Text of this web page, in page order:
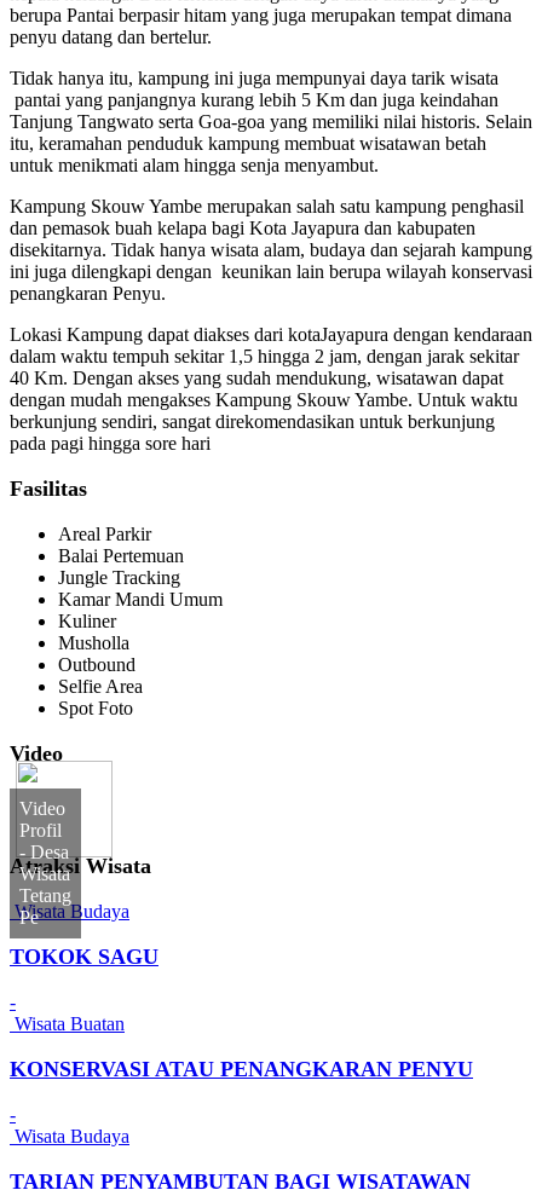
berupa Pantai berpasir hitam yang juga merupakan tempat dimana
penyu datang dan bertelur.
Tidak hanya itu, kampung ini juga mempunyai daya tarik wisata
pantai yang panjangnya kurang lebih 5 Km dan juga keindahan
Tanjung Tangwato serta Goa-goa yang memiliki nilai historis. Selain
itu, keramahan penduduk kampung membuat wisatawan betah
untuk menikmati alam hingga senja menyambut.
Kampung Skouw Yambe merupakan salah satu kampung penghasil
dan pemasok buah kelapa bagi Kota Jayapura dan kabupaten
disekitarnya. Tidak hanya wisata alam, budaya dan sejarah kampung
ini juga dilengkapi dengan keunikan lain berupa wilayah konservasi
penangkaran Penyu.
Lokasi Kampung dapat diakses dari kotaJayapura dengan kendaraan
dalam waktu tempuh sekitar 1,5 hingga 2 jam, dengan jarak sekitar
40 Km. Dengan akses yang sudah mendukung, wisatawan dapat
dengan mudah mengakses Kampung Skouw Yambe. Untuk waktu
berkunjung sendiri, sangat direkomendasikan untuk berkunjung
pada pagi hingga sore hari
Fasilitas
Areal Parkir
Balai Pertemuan
Jungle Tracking
Kamar Mandi Umum
Kuliner
Musholla
Outbound
Selfie Area
Spot Foto
Video
Video
Profil
- Desa
Wisata
Tetang
Pe
Atraksi Wisata
Wisata Budaya
TOKOK SAGU
-
Wisata Buatan
KONSERVASI ATAU PENANGKARAN PENYU
-
Wisata Budaya
TARIAN PENYAMBUTAN BAGI WISATAWAN